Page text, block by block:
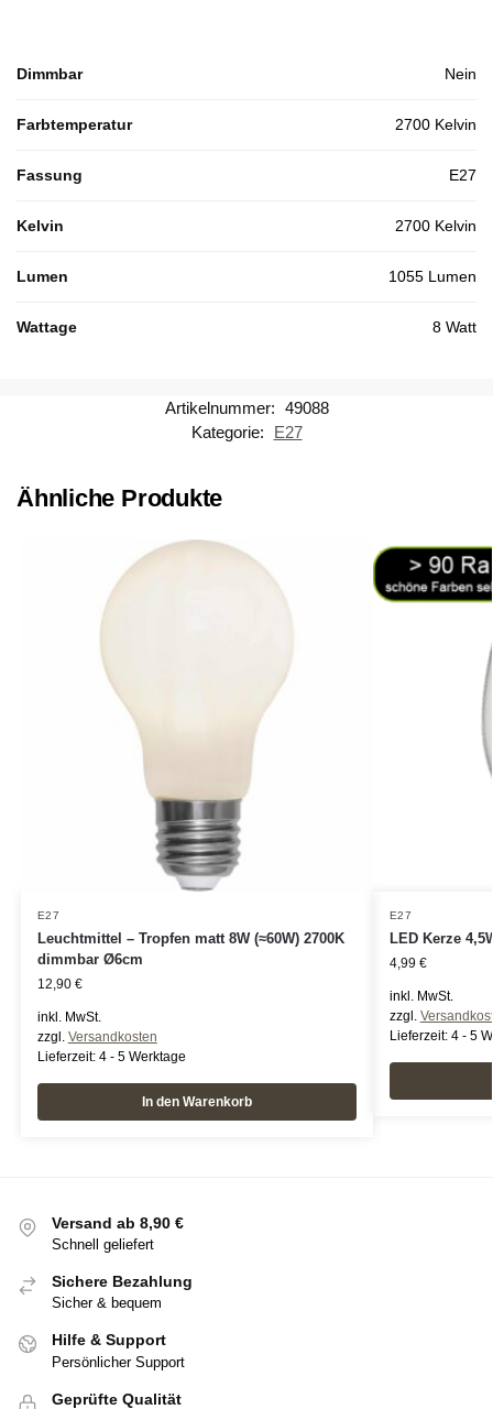
Dimmbar Nein
Farbtemperatur 2700 Kelvin
Fassung E27
Kelvin 2700 Kelvin
Lumen 1055 Lumen
Wattage 8 Watt
Artikelnummer: 49088
Kategorie:
E27
Ähnliche Produkte
E27
Leuchtmittel – Tropfen matt 8W (≈60W) 2700K
dimmbar Ø6cm
12,90 €
inkl. MwSt.
zzgl. Versandkosten
Lieferzeit: 4 - 5 Werktage
In den Warenkorb
E27
LED Kerze
4,99 €
inkl. MwSt.
zzgl.
Lieferzeit: 4 - 5
Versand ab 8,90 €
Schnell geliefert
Sichere Bezahlung
Sicher & bequem
Hilfe & Support
Persönlicher Support
Geprüfte Qualität